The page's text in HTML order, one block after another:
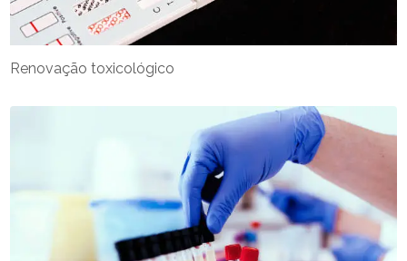
Renovação toxicológico